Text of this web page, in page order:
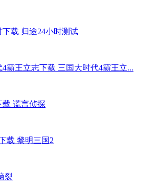
归途24小时测试
三国大时代4霸王立...
谎言侦探
黎明三国2
裂